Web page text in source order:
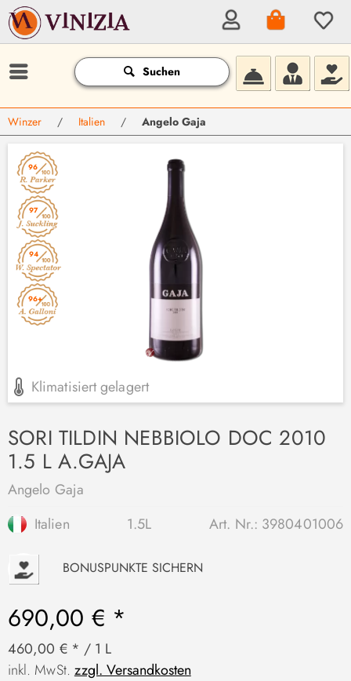
Suchen
Winzer / Italien / Angelo Gaja
96
97
94
96+
Klimatisiert gelagert
SORI TILDIN NEBBIOLO DOC 2010
1.5 L A.GAJA
Angelo Gaja
Italien
1.5L Art. Nr.: 3980401006
P BONUSPUNKTE SICHERN
690,00 € *
460,00 € * / 1 L
inkl. MwSt. zzgl. Versandkosten